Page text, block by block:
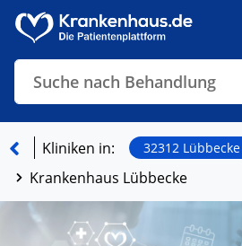
Suche nach Behandlung
Kliniken in: 32312 Lübbecke
Krankenhaus Lübbecke